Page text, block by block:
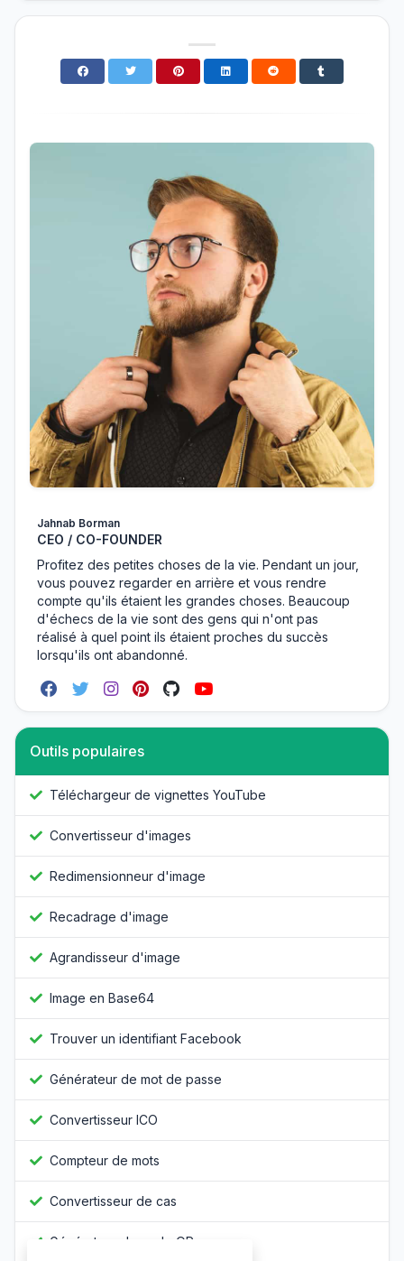
Jahnab Borman
CEO / CO-FOUNDER
Profitez des petites choses de la vie. Pendant un jour,
vous pouvez regarder en arrière et vous rendre
compte qu'ils étaient les grandes choses. Beaucoup
d'échecs de la vie sont des gens qui n'ont pas
réalisé à quel point ils étaient proches du succès
lorsqu'ils ont abandonné.
Outils populaires
Téléchargeur de vignettes YouTube
Convertisseur d'images
Redimensionneur d'image
Recadrage d'image
Agrandisseur d'image
Image en Base64
Trouver un identifiant Facebook
Générateur de mot de passe
Convertisseur ICO
Compteur de mots
Convertisseur de cas
Générateur de code QR